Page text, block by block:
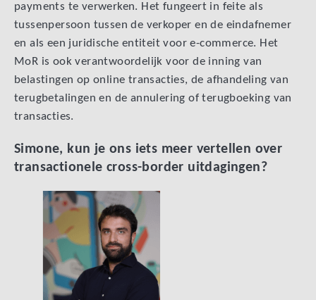
payments te verwerken. Het fungeert in feite als
tussenpersoon tussen de verkoper en de eindafnemer
en als een juridische entiteit voor e-commerce. Het
MoR is ook verantwoordelijk voor de inning van
belastingen op online transacties, de afhandeling van
terugbetalingen en de annulering of terugboeking van
transacties.
Simone, kun je ons iets meer vertellen over
transactionele cross-border uitdagingen?